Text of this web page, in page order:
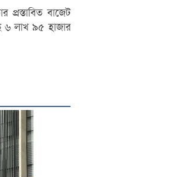
বাজেট
৬ লাখ ৯৫ হাজার